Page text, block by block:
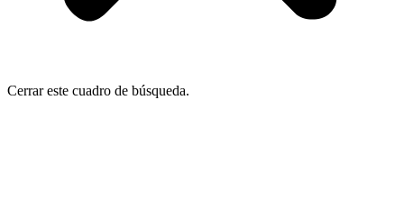
Cerrar este cuadro de búsqueda.